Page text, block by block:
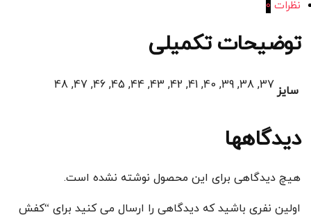
نظرات 0
توضیحات تکمیلی
سایز 37, 38, 39, 40, 41, 42, 43, 44, 45, 46, 47, 48
دیدگاهها
هیچ دیدگاهی برای این محصول نوشته نشده است.
اولین نفری باشید که دیدگاهی را ارسال می کنید برای “کفش